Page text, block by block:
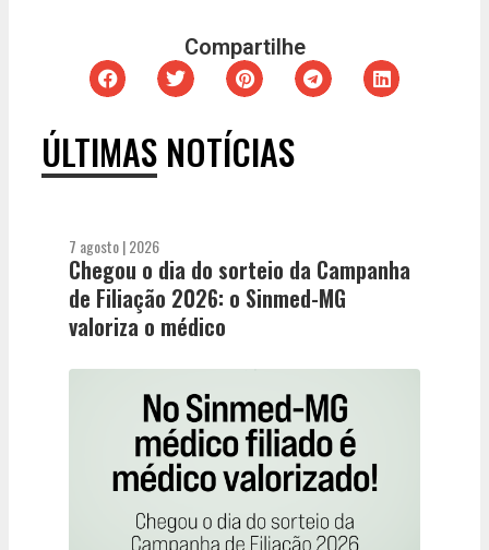
Compartilhe
ÚLTIMAS NOTÍCIAS
7 agosto | 2026
Chegou o dia do sorteio da Campanha
de Filiação 2026: o Sinmed-MG
valoriza o médico